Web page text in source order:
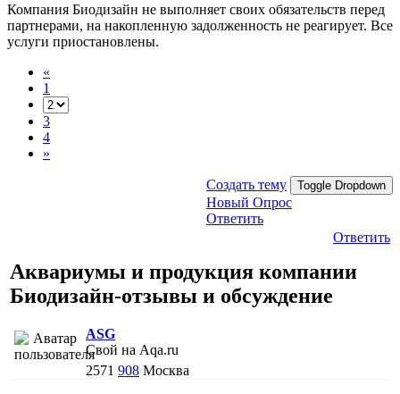
Компания Биодизайн не выполняет своих обязательств перед
партнерами, на накопленную задолженность не реагирует. Все
услуги приостановлены.
«
1
3
4
»
Создать тему Toggle Dropdown
Новый Опрос
Ответить
Ответить
Аквариумы и продукция компании
Биодизайн-отзывы и обсуждение
АSG
Свой на Aqa.ru
2571 908 Москва